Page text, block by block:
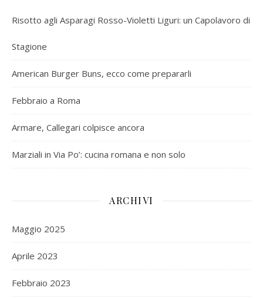
Risotto agli Asparagi Rosso-Violetti Liguri: un Capolavoro di
Stagione
American Burger Buns, ecco come prepararli
Febbraio a Roma
Armare, Callegari colpisce ancora
Marziali in Via Po’: cucina romana e non solo
ARCHIVI
Maggio 2025
Aprile 2023
Febbraio 2023